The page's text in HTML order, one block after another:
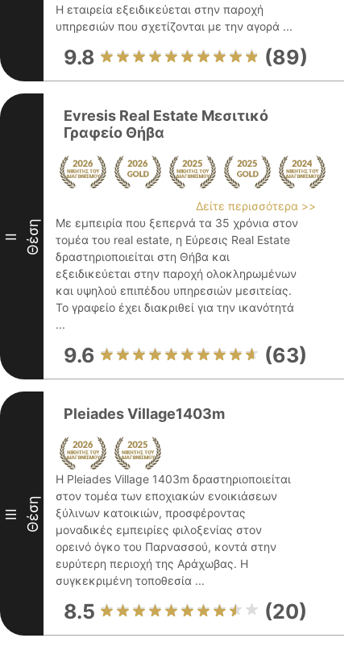
Η εταιρεία εξειδικεύεται στην παροχή
υπηρεσιών που σχετίζονται με την αγορά ...
9.8 (89)
II Θέση
Evresis Real Estate Μεσιτικό
Γραφείο Θήβα
Δείτε περισσότερα >>
Με εμπειρία που ξεπερνά τα 35 χρόνια στον
τομέα του real estate, η Εύρεσις Real Estate
δραστηριοποιείται στη Θήβα και
εξειδικεύεται στην παροχή ολοκληρωμένων
και υψηλού επιπέδου υπηρεσιών μεσιτείας.
Το γραφείο έχει διακριθεί για την ικανότητά
...
9.6 (63)
III Θέση
Pleiades Village1403m
Η Pleiades Village 1403m δραστηριοποιείται
στον τομέα των εποχιακών ενοικιάσεων
ξύλινων κατοικιών, προσφέροντας
μοναδικές εμπειρίες φιλοξενίας στον
ορεινό όγκο του Παρνασσού, κοντά στην
ευρύτερη περιοχή της Αράχωβας. Η
συγκεκριμένη τοποθεσία ...
8.5 (20)